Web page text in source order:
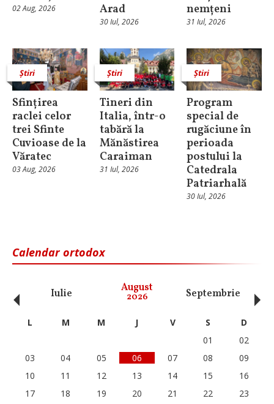
02 Aug, 2026
Arad
30 Iul, 2026
nemțeni
31 Iul, 2026
Știri
Sfințirea
raclei celor
trei Sfinte
Cuvioase de la
Văratec
03 Aug, 2026
Știri
Tineri din
Italia, într-o
tabără la
Mănăstirea
Caraiman
31 Iul, 2026
Știri
Program
special de
rugăciune în
perioada
postului la
Catedrala
Patriarhală
30 Iul, 2026
Calendar ortodox
Iulie August
2026 Septembrie
‹ L M M J V S
D
01
02
03
04 05 06 07 08
09
10
11 12 13 14 15
16
17
18 19 20 21 22
23